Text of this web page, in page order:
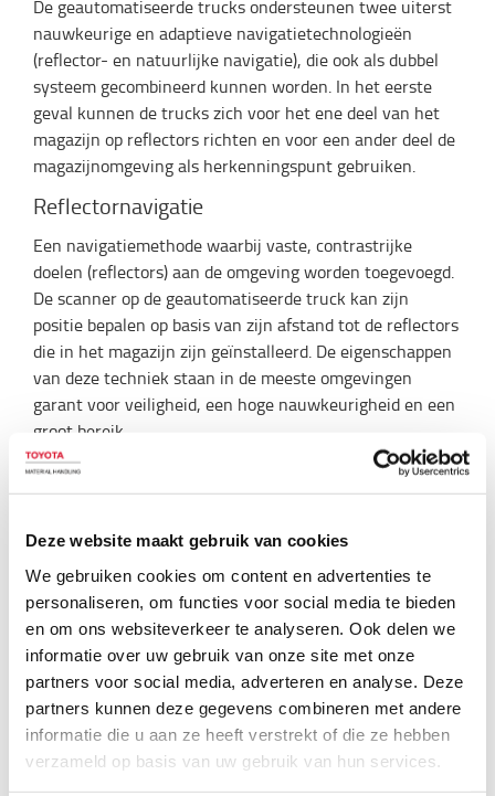
Deze website maakt gebruik van cookies
We gebruiken cookies om content en advertenties te
personaliseren, om functies voor social media te bieden
en om ons websiteverkeer te analyseren. Ook delen we
informatie over uw gebruik van onze site met onze
partners voor social media, adverteren en analyse. Deze
partners kunnen deze gegevens combineren met andere
informatie die u aan ze heeft verstrekt of die ze hebben
verzameld op basis van uw gebruik van hun services.
De geautomatiseerde trucks ondersteunen twee uiterst
nauwkeurige en adaptieve navigatietechnologieën
(reflector- en natuurlijke navigatie), die ook als dubbel
systeem gecombineerd kunnen worden. In het eerste
geval kunnen de trucks zich voor het ene deel van het
magazijn op reflectors richten en voor een ander deel de
magazijnomgeving als herkenningspunt gebruiken.
Reflectornavigatie
Een navigatiemethode waarbij vaste, contrastrijke
doelen (reflectors) aan de omgeving worden toegevoegd.
De scanner op de geautomatiseerde truck kan zijn
positie bepalen op basis van zijn afstand tot de reflectors
die in het magazijn zijn geïnstalleerd. De eigenschappen
van deze techniek staan in de meeste omgevingen
garant voor veiligheid, een hoge nauwkeurigheid en een
groot bereik.
Natuurlijke navigatie
Een methode waarmee geautomatiseerde trucks hun
weg kunnen vinden aan de hand van de omgeving. Deze
navigatiemethode gebruikt duidelijke herkennings- of
oriëntatiepunten in het magazijn, zoals muren,
stellingen en vaste voorwerpen, om de locatie van de
truck te berekenen. Natuurlijke navigatie is een
goedkoper alternatief voor magazijnen waar de
omgeving vrij constant blijft. De truck kan de bestaande
omgeving gebruiken om zonder extra apparatuur, zoals